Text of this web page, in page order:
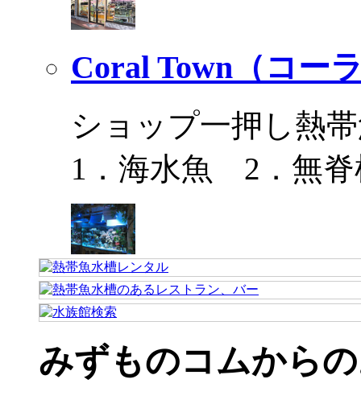
Coral Town（コー
ショップ一押し熱
1．海水魚 2．無脊
みずものコムから